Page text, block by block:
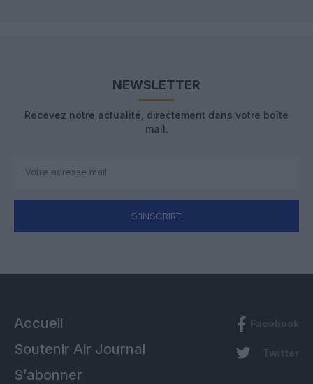
NEWSLETTER
Recevez notre actualité, directement dans votre boîte
mail.
S'INSCRIRE
Accueil
Soutenir Air Journal
S’abonner